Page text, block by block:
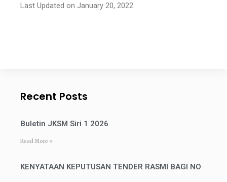
Last Updated on January 20, 2022
Recent Posts
Buletin JKSM Siri 1 2026
Read More »
KENYATAAN KEPUTUSAN TENDER RASMI BAGI NO